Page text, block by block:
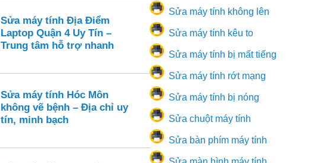
Sửa máy tính Địa Điểm
Laptop Quận 4 Uy Tín –
Trung tâm hỗ trợ nhanh
Sửa máy tính Hóc Môn
không vẽ bệnh – Địa chỉ uy
tín, minh bạch
Sửa máy tính không lên
Sửa máy tính kêu to
Sửa máy tính bị mất tiếng
Sửa máy tính rớt mạng
Sửa máy tính bị nóng
Sửa chuột máy tính
Sửa bàn phím máy tính